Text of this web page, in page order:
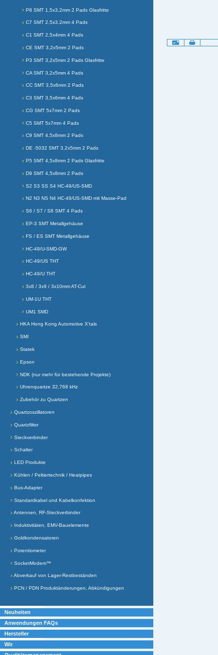
P8 SMT 1,5x3,2mm 2 Pads Glasfritte
C7 SMT 2,5x3,2mm 4 Pads
C1 SMT 2,5x4mm 4 Pads
CE SMT 3,2x5mm 2 Pads
P3 SMT 3,2x5mm 2 Pads Glasfritte
CA SMT 3,2x5mm 4 Pads
CC SMT 3,5x6mm 2 Pads
C3 SMT 3,5x6mm 4 Pads
CG SMT 5x7mm 2 Pads
C5 SMT 5x7mm 4 Pads
C9 SMT 4,5x8mm 2 Pads
DE -5032 SMT 3,2x5mm 2 Pads
P5 SMT 4,5x8mm 2 Pads Glasfritte
D9 SMT 4,5x8mm 2 Pads
S2 S3 SS S4 HC-49/US-SMD
N2 N3 NS N4 HC-49/US-SMD mit Masse-Pad
S6 / S7 / S8 SMT 4 Pads
EP-3 SMT Metallgehäuse
FS / ES SMT Metallgehäuse
HC-49/U-SMD-GW
HC-49/US THT
HC-49/U THT
3x8 / 3x9 / 3x10mm AT-Cut
UM-1U THT
UM1 SMD
HKA Hong Kong Automotive X'tals
SMI
Statek
Epson
NDK (nur mehr für bestehende Projekte)
Uhrenquartze 32,768 kHz
Zubehör zu Quartzen
Quartzoszillatoren
Quartzfilter
Steckverbinder
Schalter
LED Produkte
Kühlen / Peltiertechnik / Heatpipes
Bus-Adapter
Standardkabel und Kabelkonfektion
Antennen, RF-Steckverbinder
Induktivitäten, EMV-Bauelemente
Goldkondensatoren
Potentiometer
SocketModem™
Abverkauf von Lager-Restbeständen
PCN / PDN Produktänderungen, Abkündigungen
Neuheiten
Anwendungen FAQs
Hersteller
Wir
Artikelaktionen